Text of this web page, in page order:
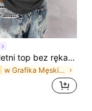
GRDR Męski letni top bez rękawów z nadrukiem kompasu i szczytu górskiego
w Grafika Męskie podkoszulki bez rękawów